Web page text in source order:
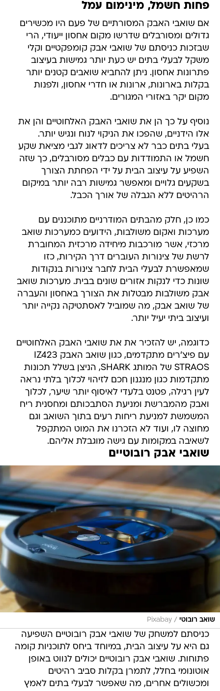
פחות חשמל, מינימום עמל
אם שואבי האבק המסורתיים של פעם היו מכשירים
גדולים ומסורבלים שדרשו מקום אחסון ייעודי, הרי
שבזכות כניסתם של שואבי אבק קומפקטיים וקלי
משקל לבעלי בתים יש כעת יותר גמישות בעיצוב
פתרונות אחסון. ניתן להחביא שואבים קטנים יותר
בקלות בארונות, ארונות או חדרי אחסון, ולפנות
מקום יקר באזורי המגורים.
נוסיף על כך הן את שואבי האבק האלחוטיים והן את
אלו הידניים, שהפכו את הניקוי לנוח ונגיש יותר.
בעלי בתים כבר לא צריכים לדאוג לגבי מציאת שקע
חשמל או התמודדות עם כבלים מסורבלים, כך שזה
השפיע על עיצוב הבית על ידי הפחתת הצורך
בשקעים גלויים ומאפשר גמישות רבה יותר במיקום
הרהיטים ללא הגבלה של אורך הכבל.
כמו כן, חלק מהבתים המודרניים מתוכננים עם
מערכות ואקום משולבות, הידועים כמערכות שואב
מרכזי, אשר מורכבות מיחידה מרכזית המחוברת
לרשת של צינורות העוברים דרך הקירות, כזו
שמאפשרת לבעלי הבית לחבר צינורות בנקודות
שונות כדי לנקות אזורים שונים בבית. מערכות שואב
אבק משולבות מבטלות את הצורך באחסון והעברה
של שואב אבק, מה שמוביל לאסתטיקה נקייה יותר
ועיצוב ביתי יעיל יותר.
כדוגמה, יש להזכיר את את שואבי האבק האלחוטיים
עם פיצ'רים מתקדמים, כגון שואב האבק IZ423
STRAOS של המותג SHARK, הניצן בשלל תכונות
מתקדמות כגון מנגנון חכם לזיהוי לכלוך בלתי נראה
לעין רגילה, פטנט בלעדי לאיסוף יותר שיער, לכלוך
ואבק מהמברשת ומניעת הסתבכותם ומחסנית ריח
המשמשת למניעת ריחות רעים בתוך השואב וגם
מחוצה לו, ועוד לא הזכרנו את המוט המתקפל
לשאיבה במקומות עם גישה מוגבלת אליהם.
שואבי אבק רובוטיים
שואב רובוטי /
Pixabay
כניסתם למשחק של שואבי אבק רובוטיים השפיעה
גם היא על עיצוב הבית, במיוחד ביחס לתוכניות קומה
פתוחות. שואבי אבק רובוטיים יכולים לנווט באופן
אוטונומי בחלל, לתמרן בקלות סביב רהיטים
ומכשולים אחרים, מה שאפשר לבעלי בתים לאמץ